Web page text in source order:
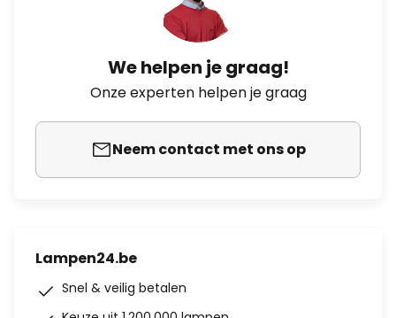
We helpen je graag!
Onze experten helpen je graag
Neem contact met ons op
Lampen24.be
Snel & veilig betalen